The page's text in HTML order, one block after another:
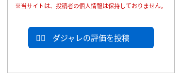
※当サイトは、投稿者の個人情報は保持しておりません。
ダジャレの評価を投稿